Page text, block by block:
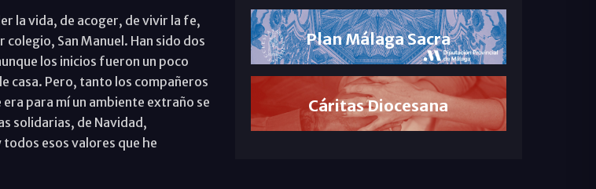
la vida, de acoger, de vivir la fe,
San Manuel. Han sido dos
los inicios fueron un poco
casa. Pero, tanto los compañeros
para mí un ambiente extraño se
solidarias, de Navidad,
esos valores que he
Plan Málaga Sacra
Cáritas Diocesana